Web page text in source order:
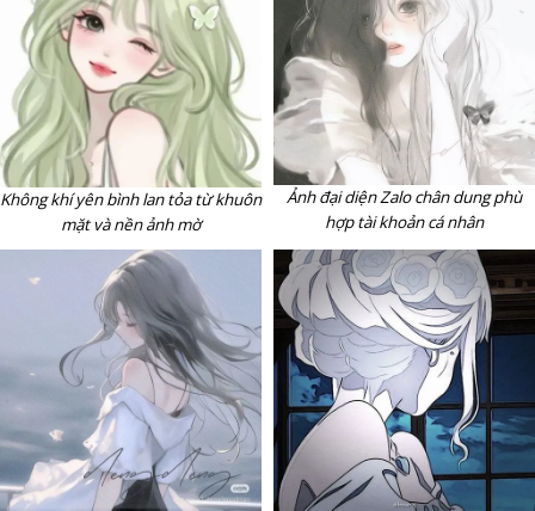
Không khí yên bình lan tỏa từ khuôn
mặt và nền ảnh mờ
Ảnh đại diện Zalo chân dung phù
hợp tài khoản cá nhân